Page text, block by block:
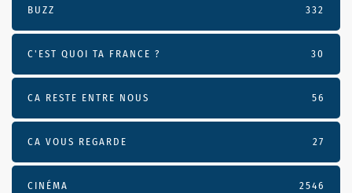
BUZZ 332
C'EST QUOI TA FRANCE ? 30
CA RESTE ENTRE NOUS 56
CA VOUS REGARDE 27
CINÉMA 2546